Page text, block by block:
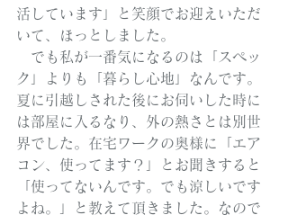
活しています」と笑顔でお迎えいただ
いて、ほっとしました。
でも私が一番気になるのは「スペッ
ク」よりも「暮らし心地」なんです。
夏に引越しされた後にお伺いした時に
は部屋に入るなり、外の熱さとは別世
界でした。在宅ワークの奥様に「エア
コン、使ってます？」とお聞きすると
「使ってないんです。でも涼しいです
よね。」と教えて頂きました。なので